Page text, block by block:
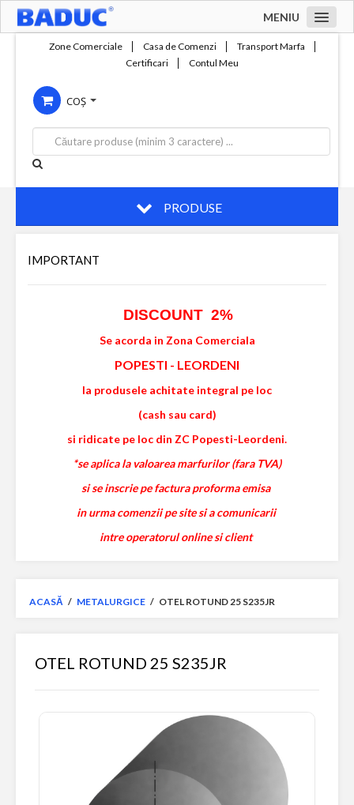
MENIU
Compania
Servicii
Productie
Contact
Zone Comerciale Casa de Comenzi
Transport Marfa
Certificari
Contul Meu
COȘ
PRODUSE
IMPORTANT
DISCOUNT 2%
Se acorda in Zona Comerciala
POPESTI - LEORDENI
la produsele achitate integral pe loc
(cash sau card)
si ridicate pe loc din ZC Popesti-Leordeni.
*se aplica la valoarea marfurilor (fara TVA)
si se inscrie pe factura proforma emisa
in urma comenzii pe site si a comunicarii
intre operatorul online si client
ACASĂ / METALURGICE / OTEL ROTUND 25 S235JR
OTEL ROTUND 25 S235JR